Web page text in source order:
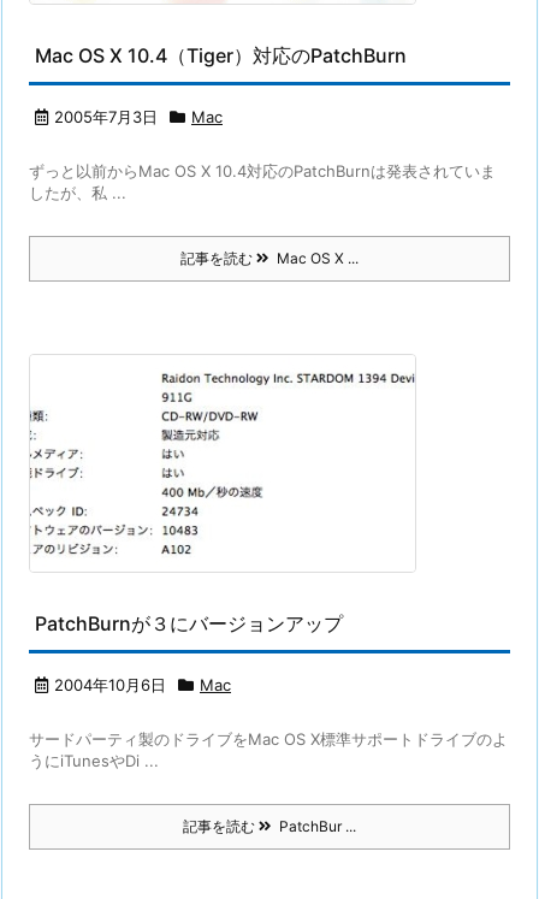
Mac OS X 10.4（Tiger）対応のPatchBurn
2005年7月3日 Mac
ずっと以前からMac OS X 10.4対応のPatchBurnは発表されていま
したが、私 ...
記事を読む Mac OS X ...
PatchBurnが３にバージョンアップ
2004年10月6日 Mac
サードパーティ製のドライブをMac OS X標準サポートドライブのよ
うにiTunesやDi ...
記事を読む PatchBur ...